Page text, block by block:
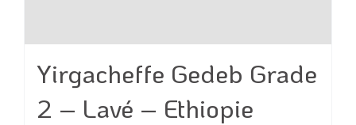
Yirgacheffe Gedeb Grade
2 – Lavé – Ethiopie